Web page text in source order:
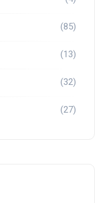
(85)
(13)
(32)
(27)